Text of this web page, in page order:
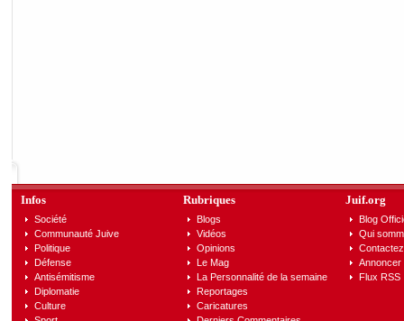
Infos
Société
Communauté Juive
Politique
Défense
Antisémitisme
Diplomatie
Culture
Rubriques
Blogs
Vidéos
Opinions
Le Mag
La Personnalité de la semaine
Reportages
Caricatures
Juif.org
Blog
Qui
Annoncer
Flux RSS